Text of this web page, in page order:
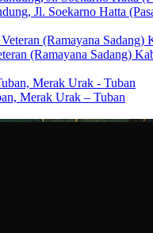
Jl. Soekarno Hatta
(Ramayana Sadang)
Merak Urak – Tuban